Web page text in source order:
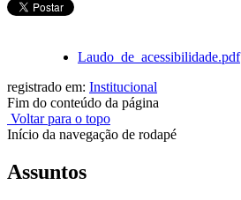
Laudo_de_acessibilidade.pdf
registrado em: Institucional
Fim do conteúdo da página
Voltar para o topo
Início da navegação de rodapé
Assuntos